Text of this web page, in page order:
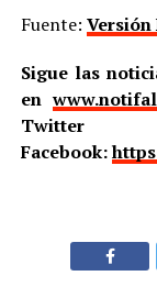
Fuente: Versión
Sigue las
en
Twitter
Facebook: